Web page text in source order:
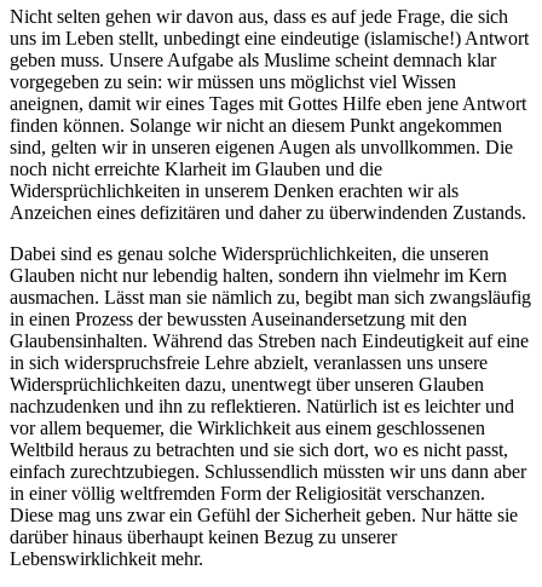
Nicht selten gehen wir davon aus, dass es auf jede Frage, die sich
uns im Leben stellt, unbedingt eine eindeutige (islamische!) Antwort
geben muss. Unsere Aufgabe als Muslime scheint demnach klar
vorgegeben zu sein: wir müssen uns möglichst viel Wissen
aneignen, damit wir eines Tages mit Gottes Hilfe eben jene Antwort
finden können. Solange wir nicht an diesem Punkt angekommen
sind, gelten wir in unseren eigenen Augen als unvollkommen. Die
noch nicht erreichte Klarheit im Glauben und die
Widersprüchlichkeiten in unserem Denken erachten wir als
Anzeichen eines defizitären und daher zu überwindenden Zustands.
Dabei sind es genau solche Widersprüchlichkeiten, die unseren
Glauben nicht nur lebendig halten, sondern ihn vielmehr im Kern
ausmachen. Lässt man sie nämlich zu, begibt man sich zwangsläufig
in einen Prozess der bewussten Auseinandersetzung mit den
Glaubensinhalten. Während das Streben nach Eindeutigkeit auf eine
in sich widerspruchsfreie Lehre abzielt, veranlassen uns unsere
Widersprüchlichkeiten dazu, unentwegt über unseren Glauben
nachzudenken und ihn zu reflektieren. Natürlich ist es leichter und
vor allem bequemer, die Wirklichkeit aus einem geschlossenen
Weltbild heraus zu betrachten und sie sich dort, wo es nicht passt,
einfach zurechtzubiegen. Schlussendlich müssten wir uns dann aber
in einer völlig weltfremden Form der Religiosität verschanzen.
Diese mag uns zwar ein Gefühl der Sicherheit geben. Nur hätte sie
darüber hinaus überhaupt keinen Bezug zu unserer
Lebenswirklichkeit mehr.